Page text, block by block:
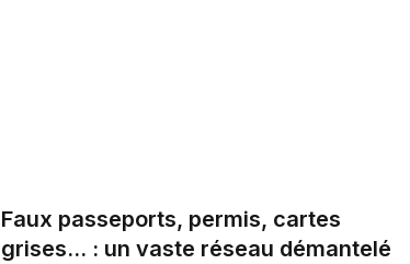
Faux passeports, permis, cartes
grises… : un vaste réseau démantelé